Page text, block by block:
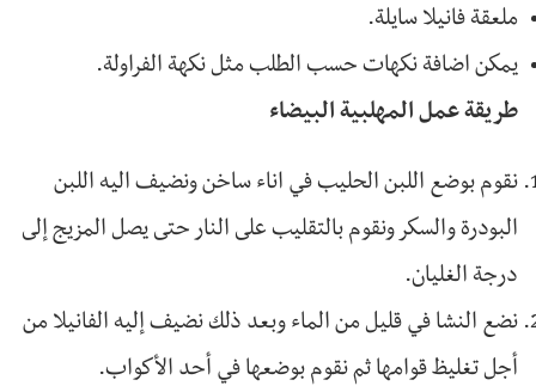
ملعقة فانيلا سايلة.
يمكن اضافة نكهات حسب الطلب مثل نكهة الفراولة.
طريقة عمل المهلبية البيضاء
نقوم بوضع اللبن الحليب في اناء ساخن ونضيف اليه اللبن
البودرة والسكر ونقوم بالتقليب على النار حتى يصل المزيج إلى
درجة الغليان.
نضع النشا في قليل من الماء وبعد ذلك نضيف إليه الفانيلا من
أجل تغليظ قوامها ثم نقوم بوضعها في أحد الأكواب.